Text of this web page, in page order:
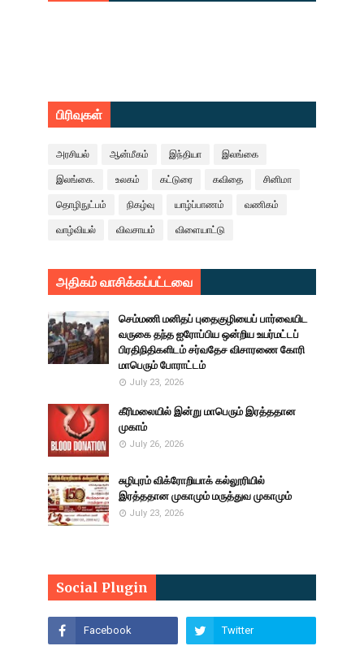
பிரிவுகள்
அரசியல் ஆன்மீகம் இந்தியா இலங்கை
இலங்கை. உலகம் கட்டுரை கவிதை சினிமா
தொழிநுட்பம் நிகழ்வு யாழ்ப்பாணம் வணிகம்
வாழ்வியல் விவசாயம் விளையாட்டு
அதிகம் வாசிக்கப்பட்டவை
செம்மணி மனிதப் புதைகுழியைப் பார்வையிட
வருகை தந்த ஐரோப்பிய ஒன்றிய உயர்மட்டப்
பிரதிநிதிகளிடம் சர்வதேச விசாரணை கோரி
மாபெரும் போராட்டம்
July 23, 2026
கீரிமலையில் இன்று மாபெரும் இரத்ததான
முகாம்
July 26, 2026
சுழிபுரம் விக்ரோறியாக் கல்லூரியில்
இரத்ததான முகாமும் மருத்துவ முகாமும்
July 23, 2026
Social Plugin